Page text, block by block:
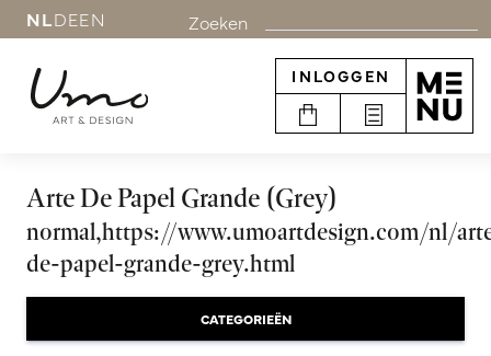
NLDEEN Zoeken
INLOGGEN
Arte De Papel Grande (Grey)
normal,https://www.umoartdesign.com/nl/
de-papel-grande-grey.html
CATEGORIEËN